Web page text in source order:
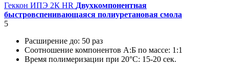
Геккон ИПЭ 2К HR Двухкомпонентная
быстровспенивающаяся полиуретановая смола
5
Расширение до: 50 раз
Соотношение компонентов А:Б по массе: 1:1
Время полимеризации при 20°C: 15-20 сек.